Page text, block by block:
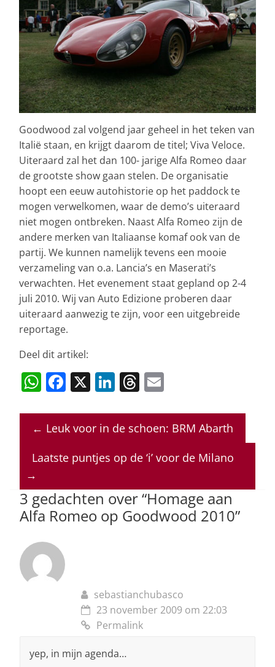
Goodwood zal volgend jaar geheel in het teken van
Italië staan, en krijgt daarom de titel; Viva Veloce.
Uiteraard zal het dan 100- jarige Alfa Romeo daar
de grootste show gaan stelen. De organisatie
hoopt een eeuw autohistorie op het paddock te
mogen verwelkomen, waar de demo’s uiteraard
niet mogen ontbreken. Naast Alfa Romeo zijn de
andere merken van Italiaanse komaf ook van de
partij. We kunnen namelijk tevens een mooie
verzameling van o.a. Lancia’s en Maserati’s
verwachten. Het evenement staat gepland op 2-4
juli 2010. Wij van Auto Edizione proberen daar
uiteraard aanwezig te zijn, voor een uitgebreide
reportage.
Deel dit artikel:
W
at
s
A
p
F
c
e
b
o
k
X Li
k
e
dI
T
re
a
d
ai
l
← Leuk voor in de schoen: BRM Abarth
Laatste puntjes op de ‘i’ voor de Milano
→
3 gedachten over “Homage aan
Alfa Romeo op Goodwood 2010”
sebastianchubasco
23 november 2009 om 22:03
Permalink
yep, in mijn agenda…